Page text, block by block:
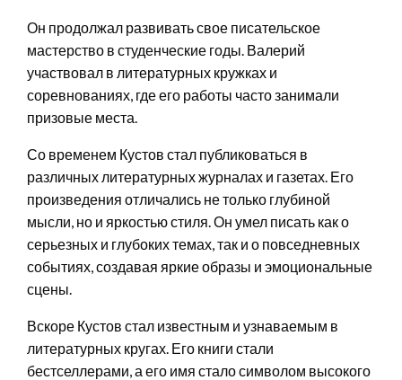
Он продолжал развивать свое писательское
мастерство в студенческие годы. Валерий
участвовал в литературных кружках и
соревнованиях, где его работы часто занимали
призовые места.
Со временем Кустов стал публиковаться в
различных литературных журналах и газетах. Его
произведения отличались не только глубиной
мысли, но и яркостью стиля. Он умел писать как о
серьезных и глубоких темах, так и о повседневных
событиях, создавая яркие образы и эмоциональные
сцены.
Вскоре Кустов стал известным и узнаваемым в
литературных кругах. Его книги стали
бестселлерами, а его имя стало символом высокого